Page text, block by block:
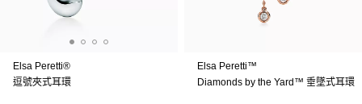
Elsa Peretti®
逗號夾式耳環
Elsa Peretti™
Diamonds by the Yard™ 垂墜式耳環